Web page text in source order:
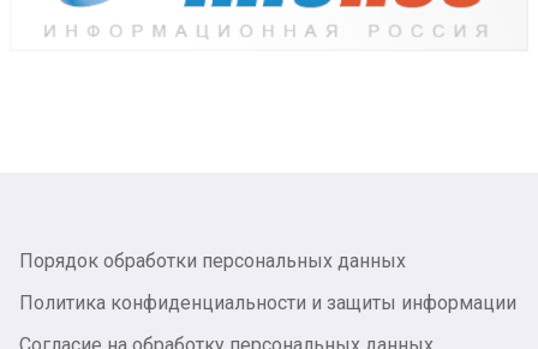
Порядок обработки персональных данных
Политика конфиденциальности и защиты информации